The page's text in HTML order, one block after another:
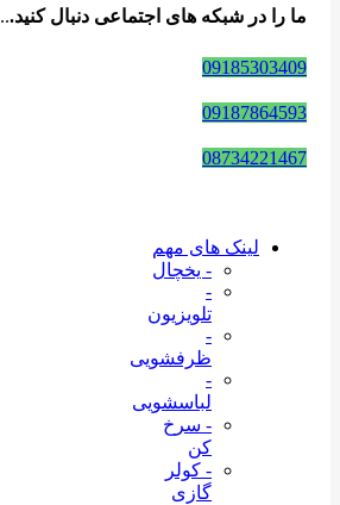
ما را در شبکه های اجتماعی دنبال کنید...
09185303409
09187864593
08734221467
لینک های مهم
- یخچال
-
تلویزیون
-
ظرفشویی
-
لباسشویی
- سرخ
کن
- کولر
گازی